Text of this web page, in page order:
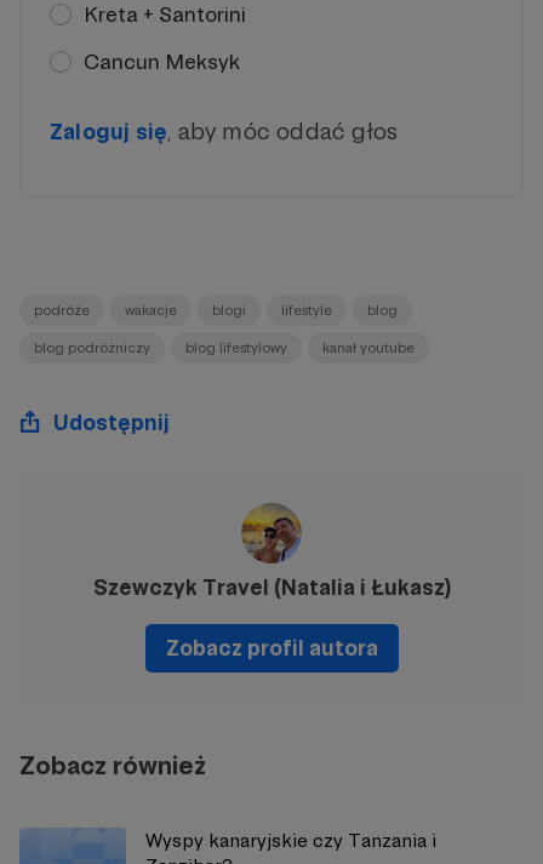
Kreta + Santorini
Cancun Meksyk
Zaloguj się, aby móc oddać głos
podróże wakacje blogi lifestyle blog
blog podróżniczy blog lifestylowy kanał youtube
Udostępnij
Szewczyk Travel (Natalia i Łukasz)
Zobacz profil autora
Zobacz również
Wyspy kanaryjskie czy Tanzania i